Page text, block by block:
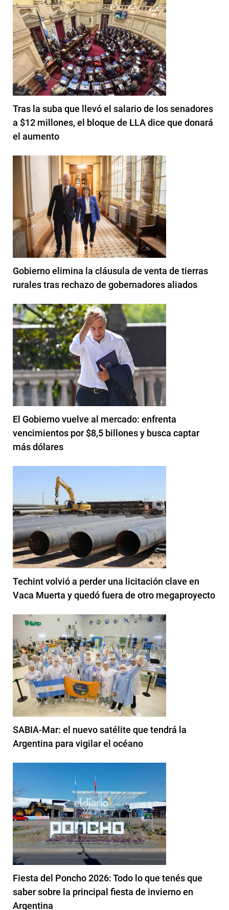
Tras la suba que llevó el salario de los senadores
a $12 millones, el bloque de LLA dice que donará
el aumento
Gobierno elimina la cláusula de venta de tierras
rurales tras rechazo de gobernadores aliados
El Gobierno vuelve al mercado: enfrenta
vencimientos por $8,5 billones y busca captar
más dólares
Techint volvió a perder una licitación clave en
Vaca Muerta y quedó fuera de otro megaproyecto
SABIA-Mar: el nuevo satélite que tendrá la
Argentina para vigilar el océano
Fiesta del Poncho 2026: Todo lo que tenés que
saber sobre la principal fiesta de invierno en
Argentina